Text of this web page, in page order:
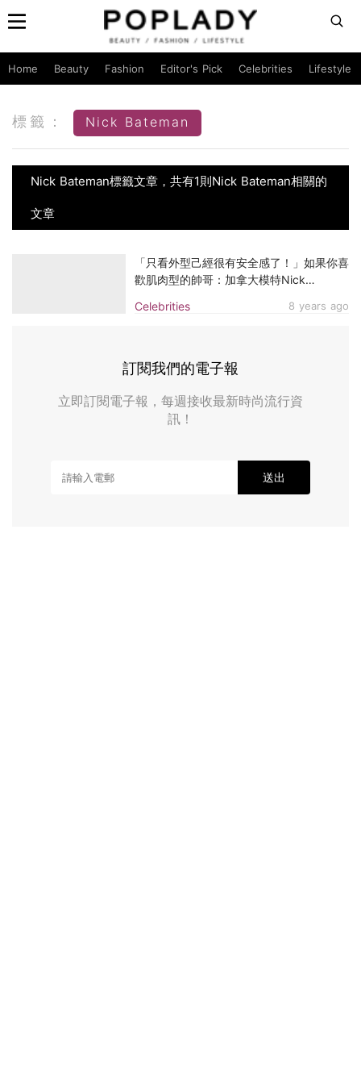
Home Beauty Fashion Editor's Pick Celebrities Lifestyle
標籤： Nick Bateman
Nick Bateman標籤文章，共有1則Nick Bateman相關的
文章
Celebrities 8 years ago
「只看外型己經很有安全感了！」如果你喜
歡肌肉型的帥哥：加拿大模特Nick
訂閱我們的電子報
立即訂閱電子報，每週接收最新時尚流行資
訊！
送出